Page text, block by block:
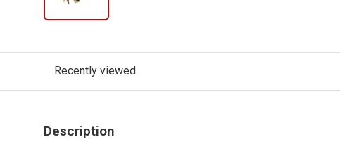
Recently viewed
Description